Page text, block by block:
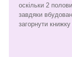
оскільки 2
завдяки
загорнути книжку